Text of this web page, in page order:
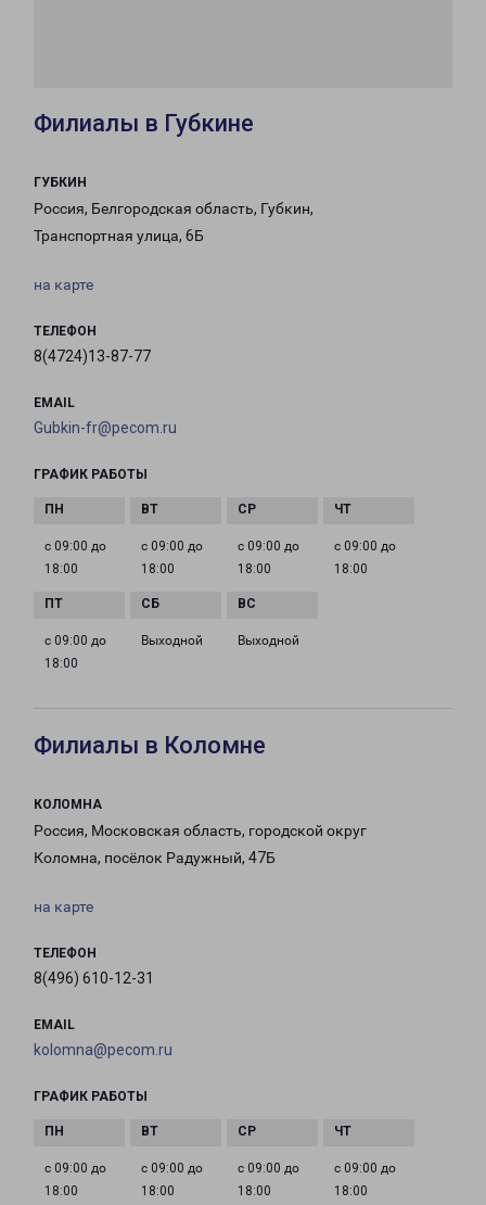
Филиалы в Губкине
ГУБКИН
Россия, Белгородская область, Губкин,
Транспортная улица, 6Б
на карте
ТЕЛЕФОН
8(4724)13-87-77
EMAIL
Gubkin-fr@pecom.ru
ГРАФИК РАБОТЫ
с 09:00 до
18:00
с 09:00 до
18:00
с 09:00 до
18:00
с 09:00 до
18:00
с 09:00 до
18:00
Выходной Выходной
Филиалы в Коломне
КОЛОМНА
Россия, Московская область, городской округ
Коломна, посёлок Радужный, 47Б
на карте
ТЕЛЕФОН
8(496) 610-12-31
EMAIL
kolomna@pecom.ru
ГРАФИК РАБОТЫ
с 09:00 до
18:00
с 09:00 до
18:00
с 09:00 до
18:00
с 09:00 до
18:00